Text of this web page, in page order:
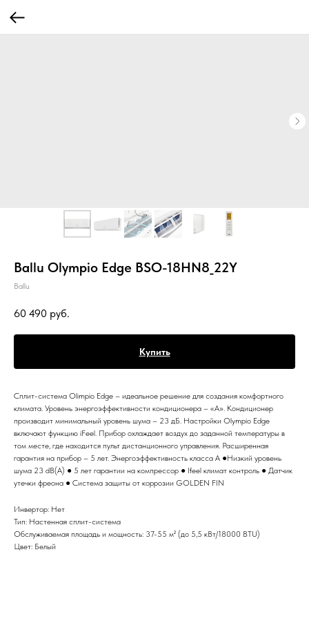
Ballu Olympio Edge BSO-18HN8_22Y
Ballu
60 490 руб.
Купить
Сплит-система Olimpio Edge – идеальное решение для создания комфортного
климата. Уровень энергоэффективности кондиционера – «А». Кондиционер
производит минимальный уровень шума – 23 дБ. Настройки Olympio Edge
включают функцию iFeel. Прибор охлаждает воздух до заданной температуры в
том месте, где находится пульт дистанционного управления. Расширенная
гарантия на прибор – 5 лет. Энергоэффективность класса А ●Низкий уровень
шума 23 dB(A) ● 5 лет гарантии на компрессор ● Ifeel климат контроль ● Датчик
утечки фреона ● Система защиты от коррозии GOLDEN FIN
Инвертор: Нет
Тип: Настенная сплит-система
Обслуживаемая площадь и мощность: 37-55 м² (до 5,5 кВт/18000 BTU)
Цвет: Белый